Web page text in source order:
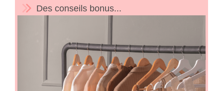
Des conseils bonus...